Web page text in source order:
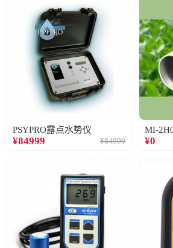
PSYPRO露点水势仪
¥84999 ¥84999
MI-
¥0